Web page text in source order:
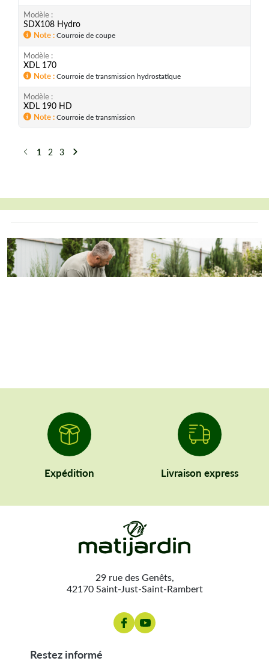
Modèle
SDX108 Hydro
Note Courroie de coupe
Modèle
XDL 170
Note Courroie de transmission hydrostatique
Modèle
XDL 190 HD
Note Courroie de transmission
Précédent
1 2 3 Suivant
Expédition Livraison express
29 rue des Genêts,
42170 Saint-Just-Saint-Rambert
restez informé